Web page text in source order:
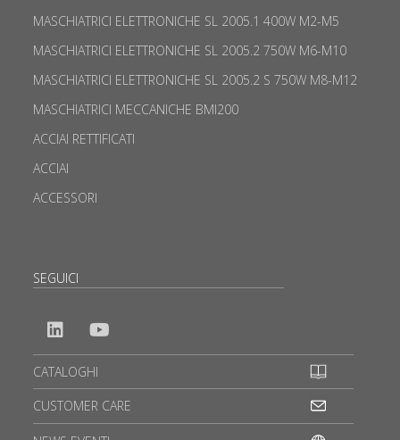
MASCHIATRICI ELETTRONICHE SL 2005.1 400W M2-M5
MASCHIATRICI ELETTRONICHE SL 2005.2 750W M6-M10
MASCHIATRICI ELETTRONICHE SL 2005.2 S 750W M8-M12
MASCHIATRICI MECCANICHE BMI200
ACCIAI RETTIFICATI
ACCIAI
ACCESSORI
SEGUICI
CATALOGHI
CUSTOMER CARE